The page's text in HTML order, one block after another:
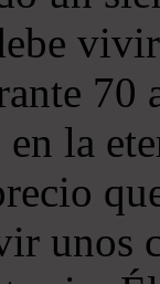
70
la
unos